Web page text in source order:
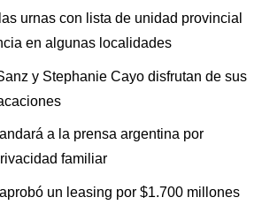
urnas con lista de unidad provincial
en algunas localidades
y Stephanie Cayo disfrutan de sus
a la prensa argentina por
familiar
un leasing por $1.700 millones